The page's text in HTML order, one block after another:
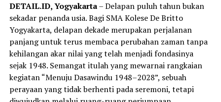
DETAIL.ID, Yogyakarta– Delapan puluh tahun bukan
sekadar penanda usia. Bagi SMA Kolese De Britto
Yogyakarta, delapan dekade merupakan perjalanan
panjang untuk terus membaca perubahan zaman tanpa
kehilangan akar nilai yang telah menjadi fondasinya
sejak 1948. Semangat itulah yang mewarnai rangkaian
kegiatan “Menuju Dasawindu 1948–2028”, sebuah
perayaan yang tidak berhenti pada seremoni, tetapi